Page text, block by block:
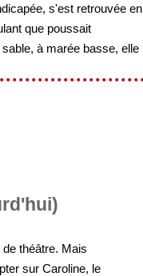
s'est retrouvée en
que poussait
à marée basse, elle
théâtre. Mais
sur Caroline, le